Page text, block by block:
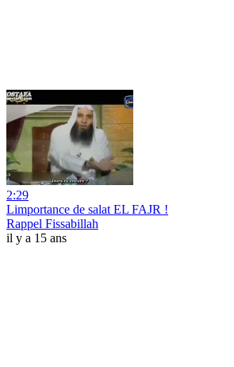
2:29
Limportance de salat EL FAJR !
Rappel Fissabillah
il y a 15 ans